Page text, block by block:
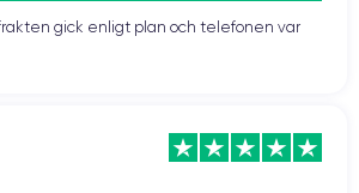
gick enligt plan och telefonen var